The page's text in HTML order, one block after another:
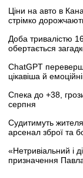
Ціни на авто в
стрімко
Доба тривалістю
обертається
ChatGPT
цікавіша й
Спека до +38,
серпня
Судитимуть
арсенал зброї та
«Нетривіальний і
призначення